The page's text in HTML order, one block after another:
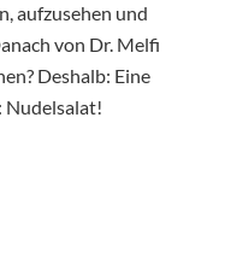
aufzusehen und
von Dr. Melfi
Deshalb: Eine
Nudelsalat!